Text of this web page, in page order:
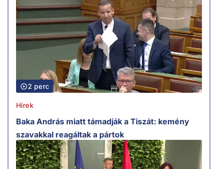
2 perc
Hírek
Baka András miatt támadják a Tiszát: kemény
szavakkal reagáltak a pártok